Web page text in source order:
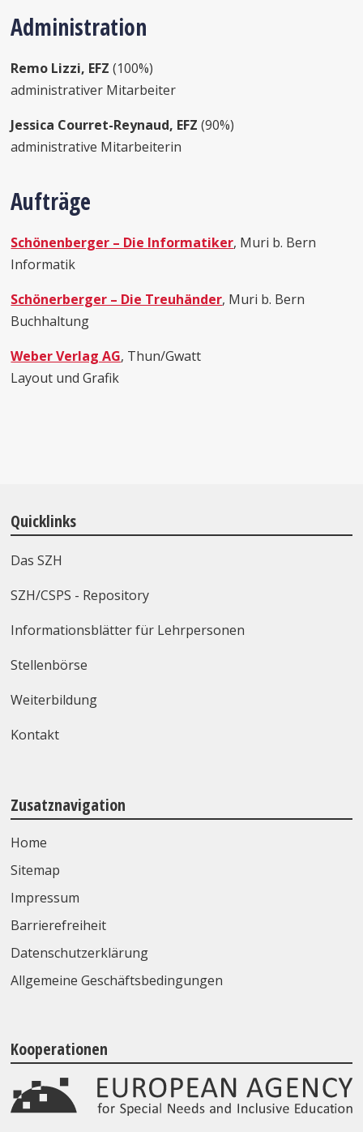
Administration
Remo Lizzi, EFZ (100%)
administrativer Mitarbeiter
Jessica Courret-Reynaud, EFZ (90%)
administrative Mitarbeiterin
Aufträge
Schönenberger – Die Informatiker, Muri b. Bern
Informatik
Schönerberger – Die Treuhänder, Muri b. Bern
Buchhaltung
Weber Verlag AG, Thun/Gwatt
Layout und Grafik
Quicklinks
Das SZH
SZH/CSPS - Repository
Informationsblätter für Lehrpersonen
Stellenbörse
Weiterbildung
Kontakt
Zusatznavigation
Home
Sitemap
Impressum
Barrierefreiheit
Datenschutzerklärung
Allgemeine Geschäftsbedingungen
Kooperationen